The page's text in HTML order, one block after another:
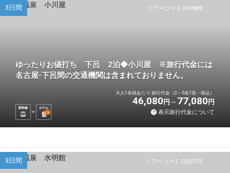
ツアーコード N97883
3日間
ゆったりお値打ち 下呂 2泊◆小川屋 ※旅行代金には
名古屋-下呂間の交通機関は含まれておりません。
新幹線
ホテル
2泊
大人1名様あたり 旅行代金（2～5名1室・税込）
46,080 円 77,080 円
表示旅行代金について
ツアーコード Q02OTE
3日間